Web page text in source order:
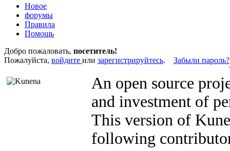
Новое
форумы
Правила
Помощь
Добро пожаловать, посетитель!
Пожалуйста, войдите или зарегистрируйтесь. Забыли пароль?
An open source
and investment of
This version of
following